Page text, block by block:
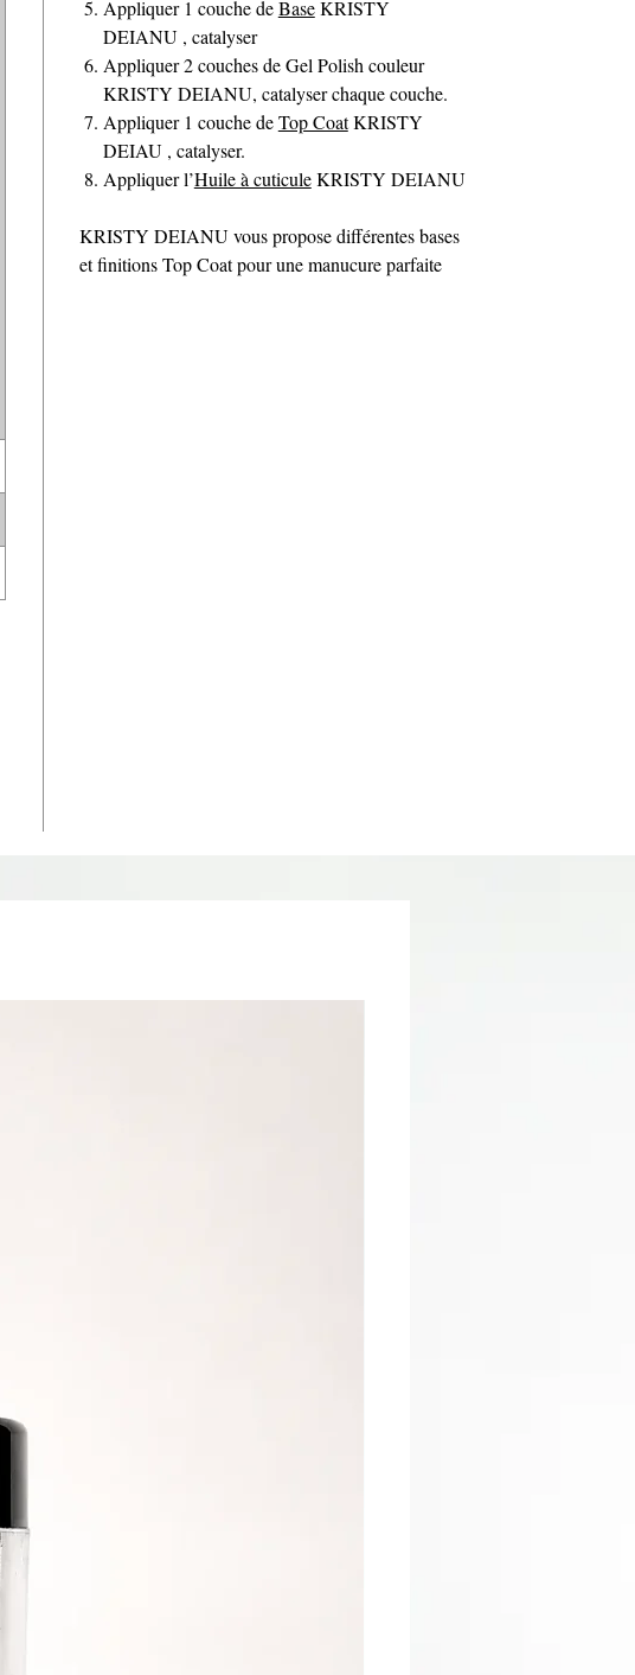
Appliquer 1 couche deBaseKRISTY
DEIANU , catalyser
Appliquer 2 couches de Gel Polish couleur
KRISTY DEIANU, catalyser chaque couche.
Appliquer 1 couche deTop CoatKRISTY
DEIAU , catalyser.
Appliquer l’Huile à cuticuleKRISTY DEIANU
KRISTY DEIANU vous propose différentes bases
et finitions Top Coat pour une manucure parfaite